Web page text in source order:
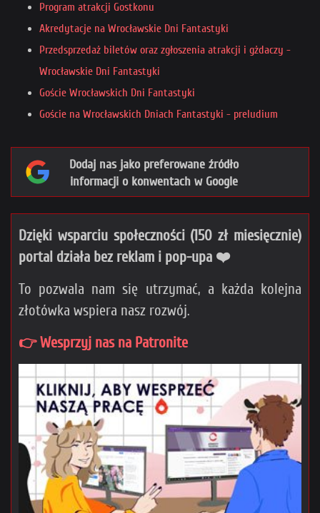
Program atrakcji Gostkonu
Akredytacje na Wrocławskie Dni Fantastyki
Przedsprzedaż biletów oraz zgłoszenia atrakcji i gżdaczy -
Wrocławskie Dni Fantastyki
Goście Wrocławskich Dni Fantastyki
Goście na Wrocławskich Dniach Fantastyki - preludium
Dodaj nas jako preferowane źródło
informacji o konwentach w Google
Dzięki wsparciu społeczności (150 zł miesięcznie)
portal działa bez reklam i pop-upa ❤️
To pozwala nam się utrzymać, a każda kolejna
złotówka wspiera nasz rozwój.
👉 Wesprzyj nas na Patronite